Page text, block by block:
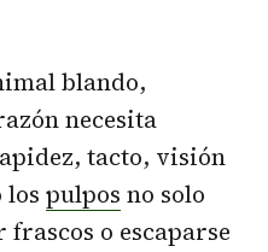
blando,
necesita
tacto, visión
los pulpos no solo
o escaparse